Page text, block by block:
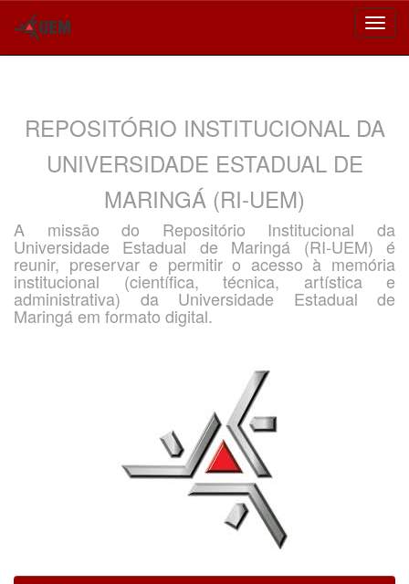
REPOSITÓRIO INSTITUCIONAL DA
UNIVERSIDADE ESTADUAL DE
MARINGÁ (RI-UEM)
A missão do Repositório Institucional da
Universidade Estadual de Maringá (RI-UEM) é
reunir, preservar e permitir o acesso à memória
institucional (científica, técnica, artística e
administrativa) da Universidade Estadual de
Maringá em formato digital.